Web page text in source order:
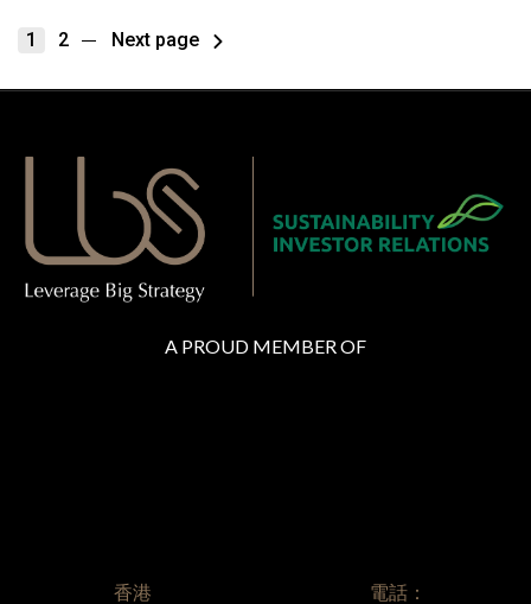
1 2 Next page
A PROUD MEMBER OF
香港 電話：